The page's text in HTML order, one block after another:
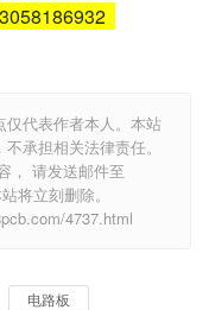
代表作者本人。本站
承担相关法律责任。
， 请发送邮件至
将立刻删除。
4737.html
电路板